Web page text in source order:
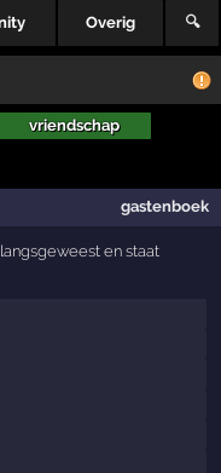
Overig 🔍
vriendschap
gastenboek
en staat